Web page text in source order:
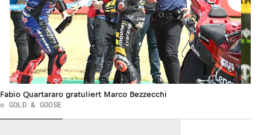
Fabio Quartararo gratuliert Marco Bezzecchi
© GOLD & GOOSE